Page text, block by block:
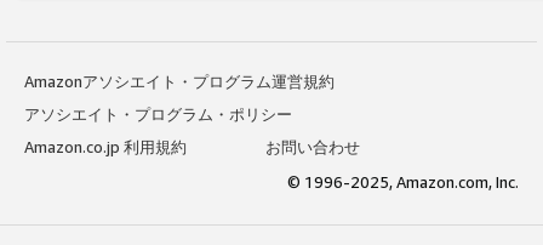
Amazonアソシエイト・プログラム運営規約
アソシエイト・プログラム・ポリシー
Amazon.co.jp 利用規約
お問い合わせ
© 1996-2025, Amazon.com, Inc.